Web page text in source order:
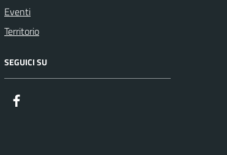
Eventi
Territorio
SEGUICI SU